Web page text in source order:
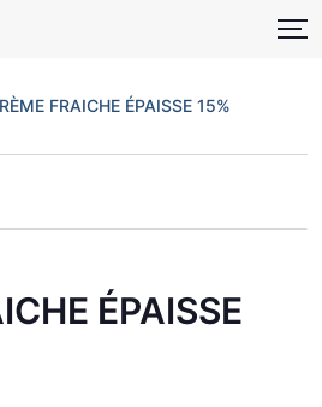
FRAICHE ÉPAISSE 15%
ÉPAISSE